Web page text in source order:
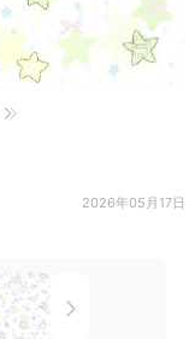
2026年05月17日